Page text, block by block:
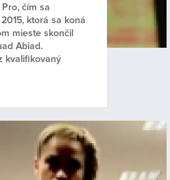
čím sa
ktorá sa koná
mieste skončil
Abiad.
kvalifikovaný